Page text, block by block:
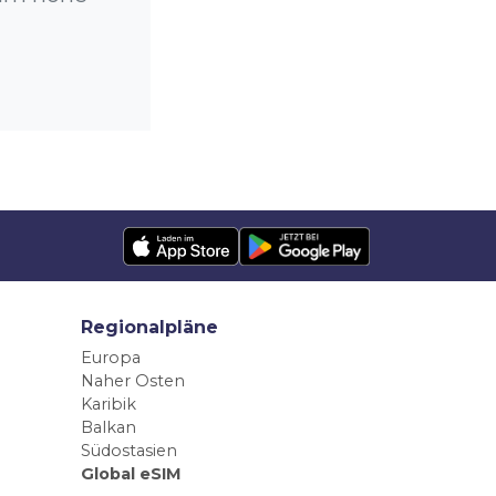
Regionalpläne
Europa
Naher Osten
Karibik
Balkan
Südostasien
Global eSIM